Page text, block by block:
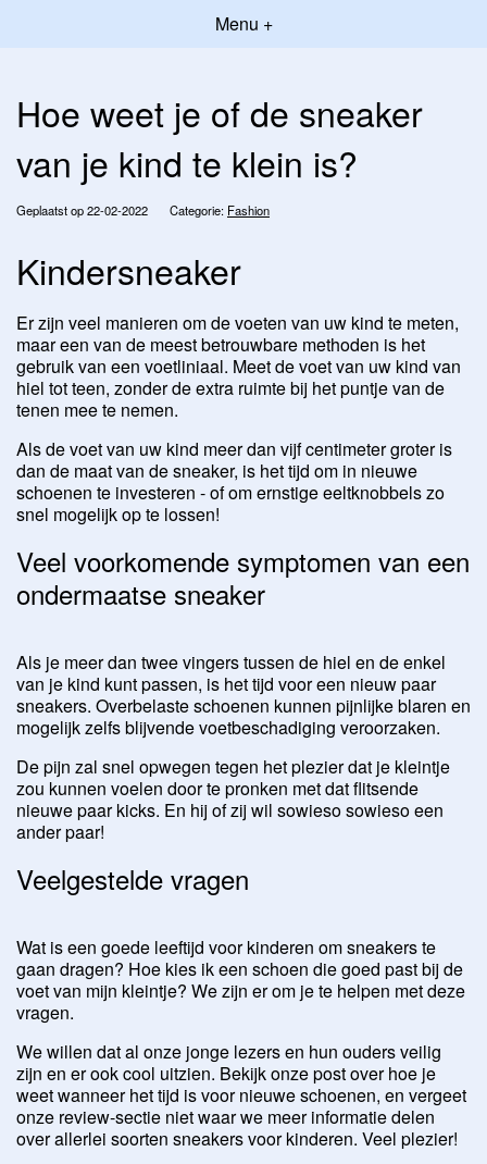
Menu +
Hoe weet je of de sneaker
van je kind te klein is?
Geplaatst op 22-02-2022 Categorie: Fashion
Kindersneaker
Er zijn veel manieren om de voeten van uw kind te meten,
maar een van de meest betrouwbare methoden is het
gebruik van een voetliniaal. Meet de voet van uw kind van
hiel tot teen, zonder de extra ruimte bij het puntje van de
tenen mee te nemen.
Als de voet van uw kind meer dan vijf centimeter groter is
dan de maat van de sneaker, is het tijd om in nieuwe
schoenen te investeren - of om ernstige eeltknobbels zo
snel mogelijk op te lossen!
Veel voorkomende symptomen van een
ondermaatse sneaker
Als je meer dan twee vingers tussen de hiel en de enkel
van je kind kunt passen, is het tijd voor een nieuw paar
sneakers. Overbelaste schoenen kunnen pijnlijke blaren en
mogelijk zelfs blijvende voetbeschadiging veroorzaken.
De pijn zal snel opwegen tegen het plezier dat je kleintje
zou kunnen voelen door te pronken met dat flitsende
nieuwe paar kicks. En hij of zij wil sowieso sowieso een
ander paar!
Veelgestelde vragen
Wat is een goede leeftijd voor kinderen om sneakers te
gaan dragen? Hoe kies ik een schoen die goed past bij de
voet van mijn kleintje? We zijn er om je te helpen met deze
vragen.
We willen dat al onze jonge lezers en hun ouders veilig
zijn en er ook cool uitzien. Bekijk onze post over hoe je
weet wanneer het tijd is voor nieuwe schoenen, en vergeet
onze review-sectie niet waar we meer informatie delen
over allerlei soorten sneakers voor kinderen. Veel plezier!